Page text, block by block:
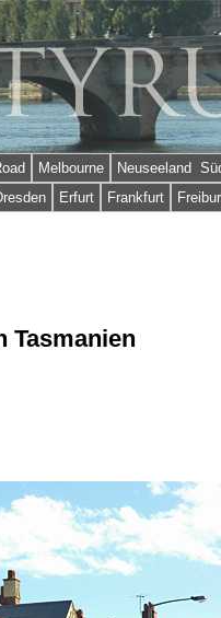
Melbourne
Neuseeland
Erfurt Frankfurt
Tasmanien